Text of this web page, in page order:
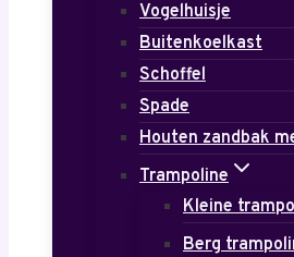
Vogelhuisje
Buitenkoelkast
Schoffel
Spade
Houten zandbak
Trampoline
Kleine
Berg